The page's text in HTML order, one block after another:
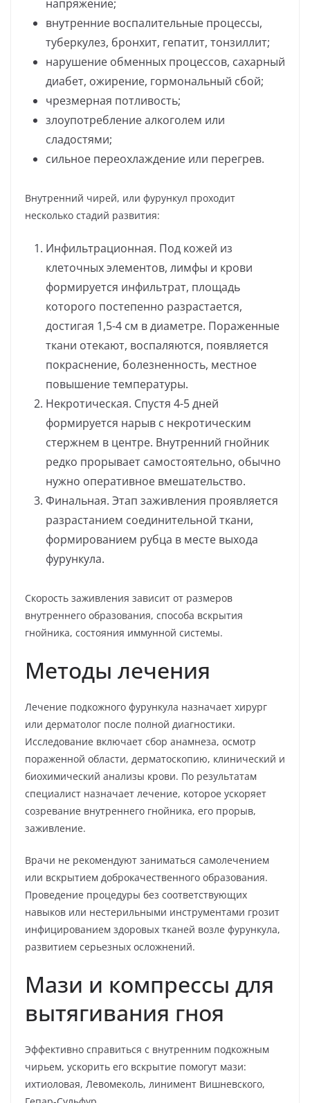
напряжение;
внутренние воспалительные процессы,
туберкулез, бронхит, гепатит, тонзиллит;
нарушение обменных процессов, сахарный
диабет, ожирение, гормональный сбой;
чрезмерная потливость;
злоупотребление алкоголем или
сладостями;
сильное переохлаждение или перегрев.
Внутренний чирей, или фурункул проходит
несколько стадий развития:
Инфильтрационная. Под кожей из
клеточных элементов, лимфы и крови
формируется инфильтрат, площадь
которого постепенно разрастается,
достигая 1,5-4 см в диаметре. Пораженные
ткани отекают, воспаляются, появляется
покраснение, болезненность, местное
повышение температуры.
Некротическая. Спустя 4-5 дней
формируется нарыв с некротическим
стержнем в центре. Внутренний гнойник
редко прорывает самостоятельно, обычно
нужно оперативное вмешательство.
Финальная. Этап заживления проявляется
разрастанием соединительной ткани,
формированием рубца в месте выхода
фурункула.
Скорость заживления зависит от размеров
внутреннего образования, способа вскрытия
гнойника, состояния иммунной системы.
Методы лечения
Лечение подкожного фурункула назначает хирург
или дерматолог после полной диагностики.
Исследование включает сбор анамнеза, осмотр
пораженной области, дерматоскопию, клинический и
биохимический анализы крови. По результатам
специалист назначает лечение, которое ускоряет
созревание внутреннего гнойника, его прорыв,
заживление.
Врачи не рекомендуют заниматься самолечением
или вскрытием доброкачественного образования.
Проведение процедуры без соответствующих
навыков или нестерильными инструментами грозит
инфицированием здоровых тканей возле фурункула,
развитием серьезных осложнений.
Мази и компрессы для
вытягивания гноя
Эффективно справиться с внутренним подкожным
чирьем, ускорить его вскрытие помогут мази:
ихтиоловая, Левомеколь, линимент Вишневского,